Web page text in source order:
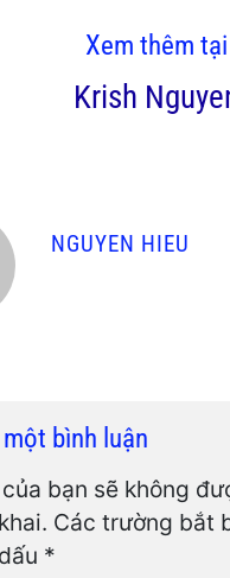
Xem thêm tại
Krish
NGUYEN HIEU
bình luận
bạn sẽ không
Các trường bắt
*